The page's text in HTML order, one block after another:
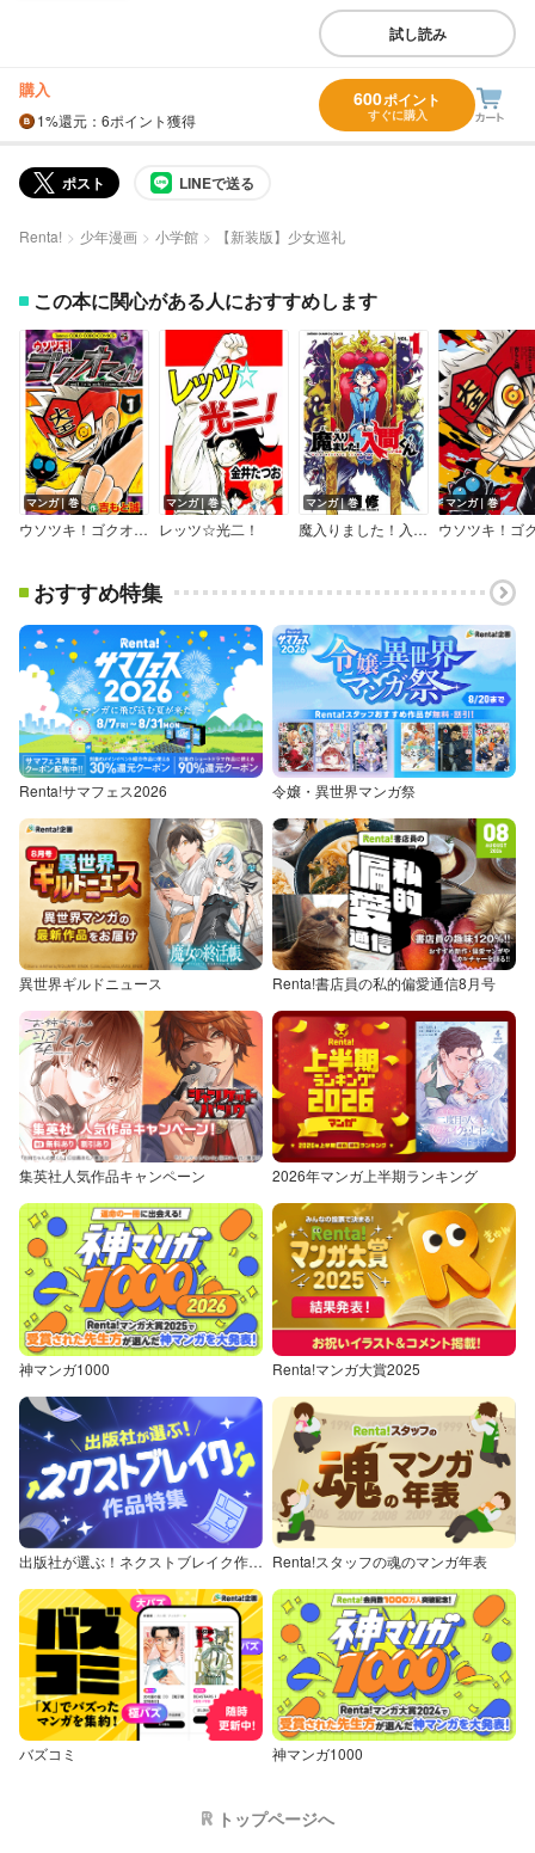
試し読み
購入
1%還元 ：6ポイント獲得
600ポイント
すぐに購入
ポスト LINEで送る
Renta! 少年漫画 小学館 【新装版】少女巡礼
この本に関心がある人におすすめします
マンガ｜巻
ウソツキ！ゴクオーくん
マンガ｜巻
レッツ☆光二！
マンガ｜巻
魔入りました！入間くん
マンガ｜巻
おすすめ特集
Renta!サマフェス2026 令嬢・異世界マンガ祭
異世界ギルドニュース Renta!書店員の私的偏愛通信8月号
集英社人気作品キャンペーン 2026年マンガ上半期ランキング
神マンガ1000 Renta!マンガ大賞2025
出版社が選ぶ！ネクストブレイク作品特集 Renta!スタッフの魂のマンガ年表
バズコミ 神マンガ1000
トップページへ